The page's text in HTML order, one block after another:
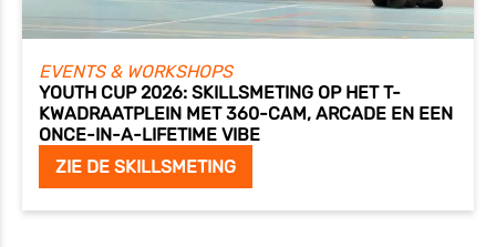
EVENTS & WORKSHOPS
YOUTH CUP 2026: SKILLSMETING OP HET T-
KWADRAATPLEIN MET 360-CAM, ARCADE EN EEN
ONCE-IN-A-LIFETIME VIBE
ZIE DE SKILLSMETING